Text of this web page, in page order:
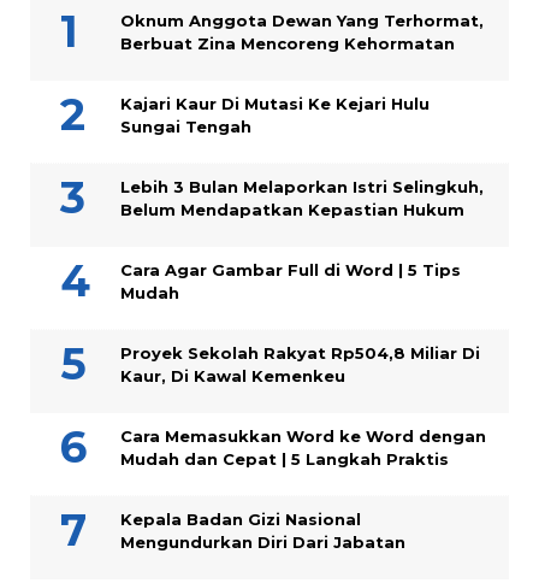
Oknum Anggota Dewan Yang Terhormat,
Berbuat Zina Mencoreng Kehormatan
Kajari Kaur Di Mutasi Ke Kejari Hulu
Sungai Tengah
Lebih 3 Bulan Melaporkan Istri Selingkuh,
Belum Mendapatkan Kepastian Hukum
Cara Agar Gambar Full di Word | 5 Tips
Mudah
Proyek Sekolah Rakyat Rp504,8 Miliar Di
Kaur, Di Kawal Kemenkeu
Cara Memasukkan Word ke Word dengan
Mudah dan Cepat | 5 Langkah Praktis
Kepala Badan Gizi Nasional
Mengundurkan Diri Dari Jabatan